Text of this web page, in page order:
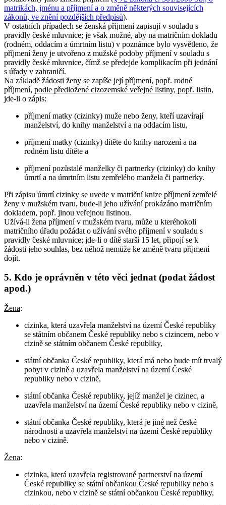
matrikách, jménu a příjmení a o změně některých souvisejících
zákonů, ve znění pozdějších předpisů).
V ostatních případech se ženská příjmení zapisují v souladu s
pravidly české mluvnice; je však možné, aby na matričním dokladu
(rodném, oddacím a úmrtním listu) v poznámce bylo vysvětleno, že
příjmení ženy je utvořeno z mužské podoby příjmení v souladu s
pravidly české mluvnice, čímž se předejde komplikacím při jednání
s úřady v zahraničí.
Na základě žádosti ženy se zapíše její příjmení, popř. rodné
příjmení, podle předložené cizozemské veřejné listiny, popř. listin,
jde-li o zápis:
příjmení matky (cizinky) muže nebo ženy, kteří uzavírají
manželství, do knihy manželství a na oddacím listu,
příjmení matky (cizinky) dítěte do knihy narození a na
rodném listu dítěte a
příjmení pozůstalé manželky či partnerky (cizinky) do knihy
úmrtí a na úmrtním listu zemřelého manžela či partnerky.
Při zápisu úmrtí cizinky se uvede v matriční knize příjmení zemřelé
ženy v mužském tvaru, bude-li jeho užívání prokázáno matričním
dokladem, popř. jinou veřejnou listinou.
Užívá-li žena příjmení v mužském tvaru, může u kteréhokoli
matričního úřadu požádat o užívání svého příjmení v souladu s
pravidly české mluvnice; jde-li o dítě starší 15 let, připojí se k
žádosti jeho souhlas, bez něhož nemůže ke změně tvaru příjmení
dojít.
5. Kdo je oprávněn v této věci jednat (podat žádost
apod.)
Žena:
cizinka, která uzavřela manželství na území České republiky
se státním občanem České republiky nebo s cizincem, nebo v
cizině se státním občanem České republiky,
státní občanka České republiky, která má nebo bude mít trvalý
pobyt v cizině a uzavřela manželství na území České
republiky nebo v cizině,
státní občanka České republiky, jejíž manžel je cizinec, a
uzavřela manželství na území České republiky nebo v cizině,
státní občanka České republiky, která je jiné než české
národnosti a uzavřela manželství na území České republiky
nebo v cizině.
Žena:
cizinka, která uzavřela registrované partnerství na území
České republiky se státní občankou České republiky nebo s
cizinkou, nebo v cizině se státní občankou České republiky,